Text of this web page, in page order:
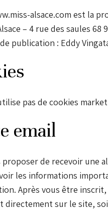
alsace.com est la
– 4 rue des saules 68
publication : Eddy
pas de cookies
email
proposer de recevoir une
les informations
Après vous être
directement sur le site,